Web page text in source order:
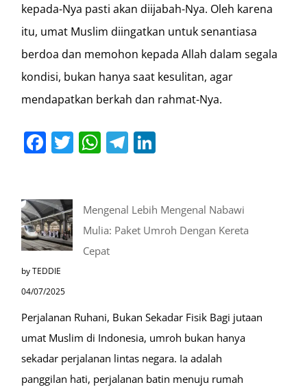
kepada-Nya pasti akan diijabah-Nya. Oleh karena
itu, umat Muslim diingatkan untuk senantiasa
berdoa dan memohon kepada Allah dalam segala
kondisi, bukan hanya saat kesulitan, agar
mendapatkan berkah dan rahmat-Nya.
Facebook
Twitter
WhatsApp
Telegram
Mengenal Lebih Mengenal Nabawi
Mulia: Paket Umroh Dengan Kereta
Cepat
by TEDDIE
04/07/2025
Perjalanan Ruhani, Bukan Sekadar Fisik Bagi jutaan
umat Muslim di Indonesia, umroh bukan hanya
sekadar perjalanan lintas negara. Ia adalah
panggilan hati, perjalanan batin menuju rumah